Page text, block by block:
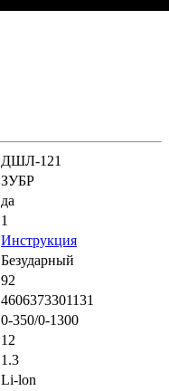
ДШЛ-121
ЗУБР
да
1
Инструкция
Безударный
92
4606373301131
0-350/0-1300
12
1.3
Li-lon